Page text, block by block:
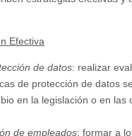
Efectiva
de datos: realizar
de protección de datos
en la legislación o en las
de empleados: formar a